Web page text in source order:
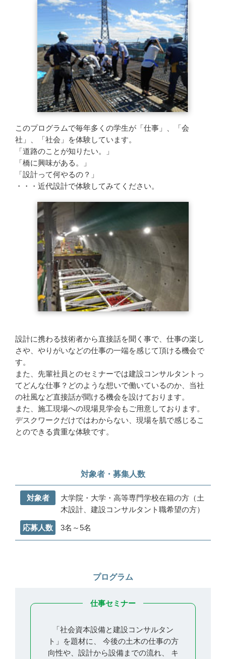
このプログラムで毎年多くの学生が「仕事」、「会
社」、「社会」を体験しています。
「道路のことが知りたい。」
「橋に興味がある。」
「設計って何やるの？」
・・・近代設計で体験してみてください。
設計に携わる技術者から直接話を聞く事で、仕事の楽し
さや、やりがいなどの仕事の一端を感じて頂ける機会で
す。
また、先輩社員とのセミナーでは建設コンサルタントっ
てどんな仕事？どのような想いで働いているのか、当社
の社風など直接話が聞ける機会を設けております。
また、施工現場への現場見学会もご用意しております。
デスクワークだけではわからない、現場を肌で感じるこ
とのできる貴重な体験です。
対象者・募集人数
対象者
大学院・大学・高等専門学校在籍の方（土
木設計、建設コンサルタント職希望の方）
応募人数 3名～5名
プログラム
仕事セミナー
「社会資本設備と建設コンサルタン
ト」を題材に、
今後の土木の仕事の方
向性や、設計から設備までの流れ、
キ